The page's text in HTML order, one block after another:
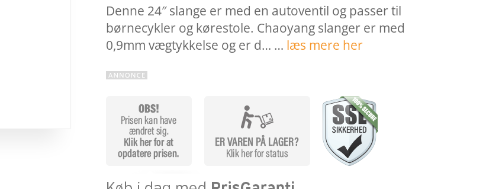
Denne 24″ slange er med en autoventil og passer til
børnecykler og kørestole. Chaoyang slanger er med
0,9mm vægtykkelse og er d… … læs mere her